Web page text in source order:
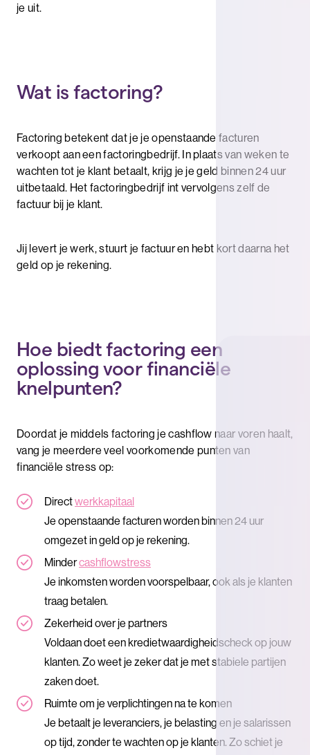
je uit.
Wat is factoring?
Factoring betekent dat je je openstaande facturen
verkoopt aan een factoringbedrijf. In plaats van weken te
wachten tot je klant betaalt, krijg je je geld binnen 24 uur
uitbetaald. Het factoringbedrijf int vervolgens zelf de
factuur bij je klant.
Jij levert je werk, stuurt je factuur en hebt kort daarna het
geld op je rekening.
Hoe biedt factoring een
oplossing voor financiële
knelpunten?
Doordat je middels factoring je cashflow naar voren haalt,
vang je meerdere veel voorkomende punten van
financiële stress op:
Directwerkkapitaal
Je openstaande facturen worden binnen 24 uur
omgezet in geld op je rekening.
Mindercashflowstress
Je inkomsten worden voorspelbaar, ook als je klanten
traag betalen.
Zekerheid over je partners
Voldaan doet een kredietwaardigheidscheck op jouw
klanten. Zo weet je zeker dat je met stabiele partijen
zaken doet.
Ruimte om je verplichtingen na te komen
Je betaalt je leveranciers, je belasting en je salarissen
op tijd, zonder te wachten op je klanten. Zo schiet je